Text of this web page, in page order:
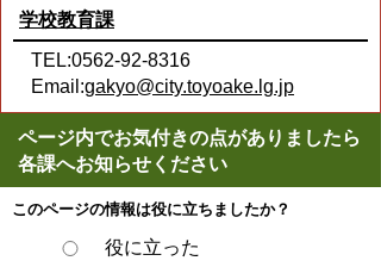
学校教育課
TEL:0562-92-8316
Email:gakyo@city.toyoake.lg.jp
ページ内でお気付きの点がありましたら
各課へお知らせください
このページの情報は役に立ちましたか？
役に立った